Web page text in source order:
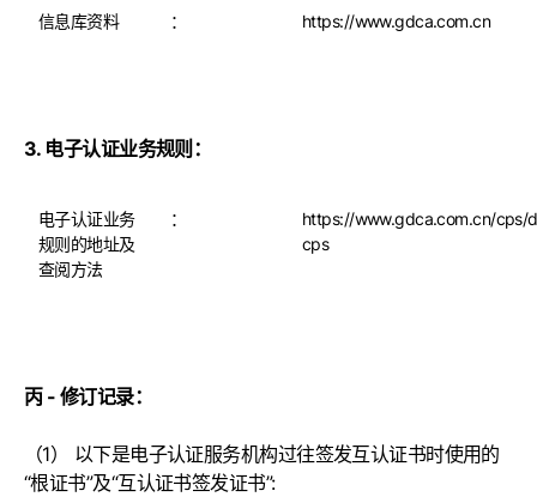
信息库资料 ： https://www.gdca.com.cn
3. 电子认证业务规则：
电子认证业务
规则的地址及
查阅方法
：
https://www.gdca.com.cn/cps/
cps
丙 - 修订记录：
（1） 以下是电子认证服务机构过往签发互认证书时使用的
“根证书”及“互认证书签发证书”: